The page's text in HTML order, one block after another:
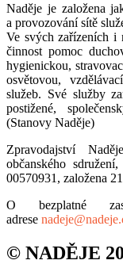
Naděje je založena
a provozování sítě
Ve svých zařízeních i
činnost pomoc
hygienickou,
osvětovou,
služeb. Své služby
postižené,
(Stanovy Naděje)
Zpravodajství
občanského
00570931, založena
O bezplatné
adrese
© NADĚJE